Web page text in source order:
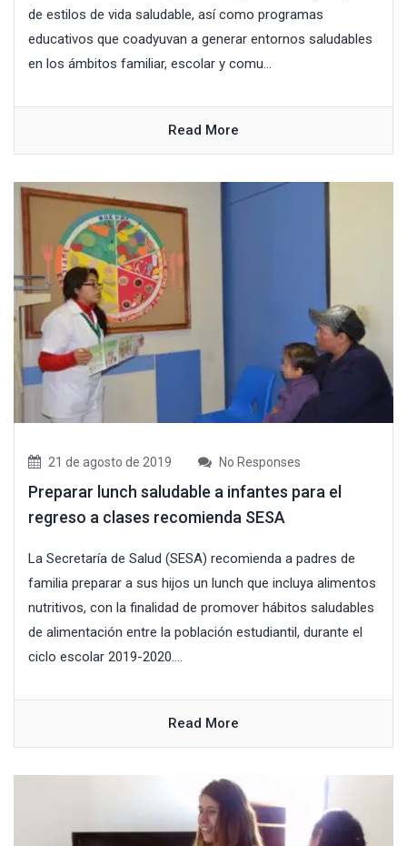
de estilos de vida saludable, así como programas
educativos que coadyuvan a generar entornos saludables
en los ámbitos familiar, escolar y comu...
Read More
21 de agosto de 2019 No Responses
Preparar lunch saludable a infantes para el
regreso a clases recomienda SESA
La Secretaría de Salud (SESA) recomienda a padres de
familia preparar a sus hijos un lunch que incluya alimentos
nutritivos, con la finalidad de promover hábitos saludables
de alimentación entre la población estudiantil, durante el
ciclo escolar 2019-2020....
Read More